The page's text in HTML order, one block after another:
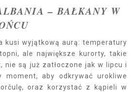
– BAŁKANY W
kusi wyjątkową aurą: temperatury
ale największe kurorty, takie
nie są już zatłoczone jak w lipcu i
moment, aby odkrywać urokliwe
oraz korzystać z kąpieli w